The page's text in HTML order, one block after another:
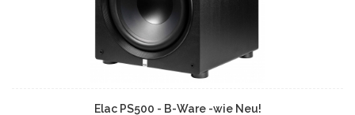
Elac PS500 - B-Ware -wie Neu!